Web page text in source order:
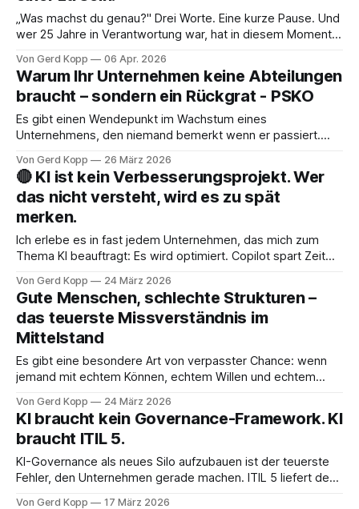
„Was machst du genau?" Drei Worte. Eine kurze Pause. Und
wer 25 Jahre in Verantwortung war, hat in diesem Moment
zu groß ist für eine Gesprächspause.
Von Gerd Kopp 06 Apr. 2026
Warum Ihr Unternehmen keine Abteilungen
braucht – sondern ein Rückgrat - PSKO
Es gibt einen Wendepunkt im Wachstum eines
Unternehmens, den niemand bemerkt wenn er passiert.
wie Erfolg. Mehr Mitarbeiter, mehr Umsatz, mehr
Komplexität. Alles läuft, alle sind beschäftigt. Erst wenn eine
Schlüsselperson ausfällt, ein Audit ins Haus kommt oder ein
Wettbewerber
Von Gerd Kopp 26 März 2026
🔴 KI ist kein Verbesserungsprojekt. Wer
das nicht versteht, wird es zu spät
merken.
Ich erlebe es in fast jedem Unternehmen, das mich zum
Thema KI beauftragt: Es wird optimiert. Copilot spart Zeit
zusammen. n8n automatisiert einen Workflow, der vorher
drei Klicks gekostet hat. Die Leute sind zufrieden, der
Vorstand nickt, und irgendwo in einem Reporting steht
Von Gerd Kopp 24 März 2026
Gute Menschen, schlechte Strukturen –
das teuerste Missverständnis im
Mittelstand
Es gibt eine besondere Art von verpasster Chance: wenn
jemand mit echtem Können, echtem Willen und echtem
liefern kann. Nicht wegen ihm. Wegen dem, was ihn umgab.
Nur wird das selten so benannt. Ich sehe dieses Muster
regelmäßig in Unternehmen, die schnell
Von Gerd Kopp 24 März 2026
KI braucht kein Governance-Framework. KI
braucht ITIL 5.
KI-Governance als neues Silo aufzubauen ist der teuerste
Fehler, den Unternehmen gerade machen. ITIL 5 liefert den
Von Gerd Kopp 17 März 2026